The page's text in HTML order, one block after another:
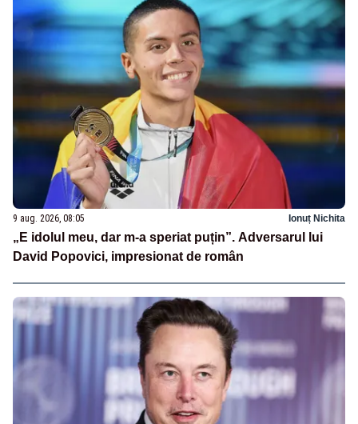
9 aug. 2026, 08:05 Ionuț Nichita
„E idolul meu, dar m-a speriat puțin”. Adversarul lui
David Popovici, impresionat de român